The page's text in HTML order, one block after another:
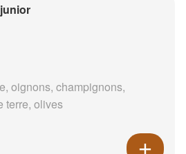
oignons, champignons,
terre, olives